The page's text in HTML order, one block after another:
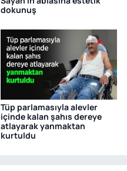
dokunuş
Tüp parlamasıyla alevler
içinde kalan şahıs dereye
atlayarak yanmaktan
kurtuldu